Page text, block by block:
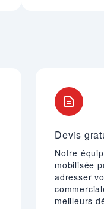
Devis
Notre
mobilisée
adresser
meilleurs